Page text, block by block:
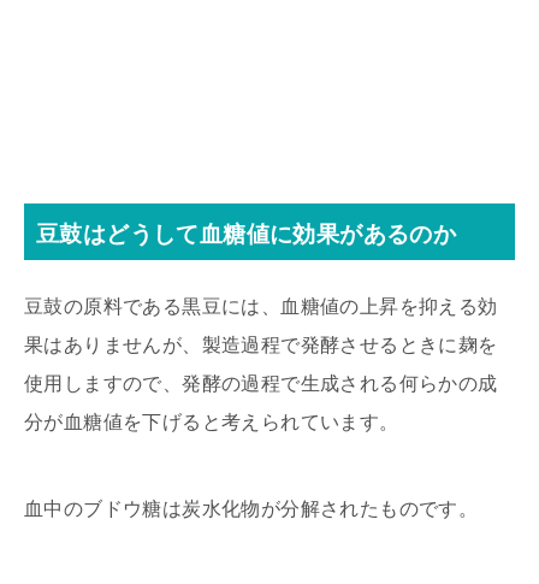
豆鼓はどうして血糖値に効果があるのか
豆鼓の原料である黒豆には、血糖値の上昇を抑える効
果はありませんが、製造過程で発酵させるときに麹を
使用しますので、発酵の過程で生成される何らかの成
分が血糖値を下げると考えられています。
血中のブドウ糖は炭水化物が分解されたものです。